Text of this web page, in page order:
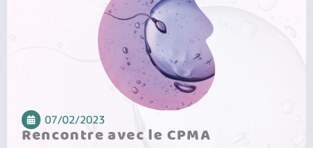
07/02/2023
Rencontre avec le CPMA